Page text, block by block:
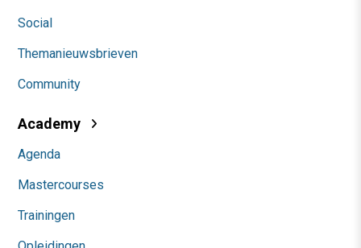
Social
Themanieuwsbrieven
Community
Academy
Agenda
Mastercourses
Trainingen